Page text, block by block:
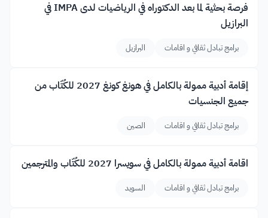
فرصة بحثية لما بعد الدكتوراه في الرياضيات لدى IMPA في
البرازيل
برامج تبادل ثقافي و اقامات البرازيل
إقامة أدبية ممولة بالكامل في هونغ كونغ 2027 للكُتّاب من
جميع الجنسيات
برامج تبادل ثقافي و اقامات الصين
اقامة أدبية ممولة بالكامل في سويسرا 2027 للكُتّاب والمترجمين
برامج تبادل ثقافي و اقامات السويد